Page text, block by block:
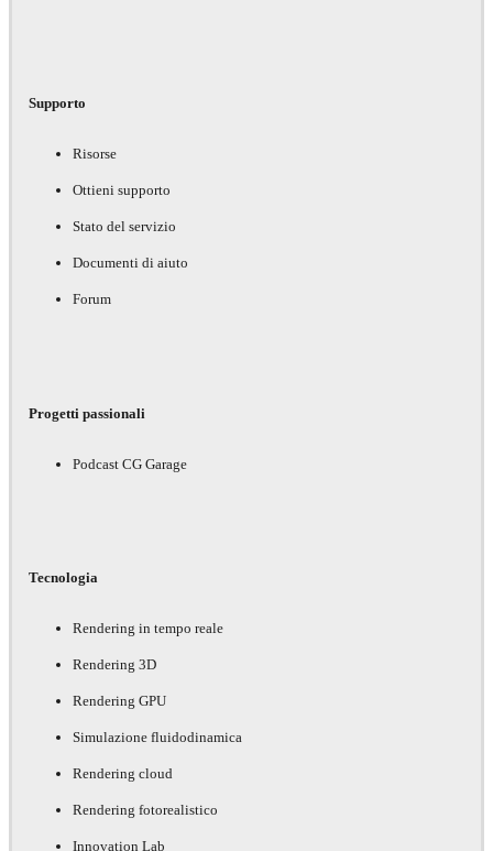
Supporto
Risorse
Ottieni supporto
Stato del servizio
Documenti di aiuto
Forum
Progetti passionali
Podcast CG Garage
Tecnologia
Rendering in tempo reale
Rendering 3D
Rendering GPU
Simulazione fluidodinamica
Rendering cloud
Rendering fotorealistico
Innovation Lab